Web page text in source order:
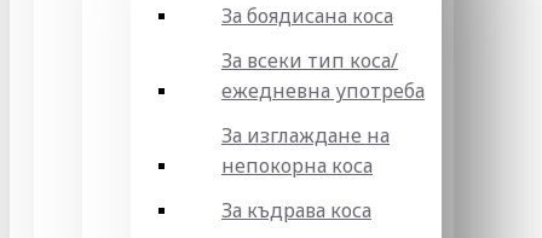
За боядисана коса
За всеки тип коса/
ежедневна употреба
За изглаждане на
непокорна коса
За къдрава коса